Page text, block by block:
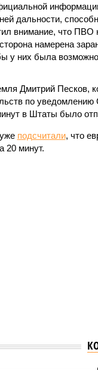
дальности,
внимание, что ПВО
намерена
у них была
Дмитрий Песков,
по
в Штаты было
подсчитали, что
20 минут.